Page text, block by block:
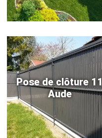
Pose de clôture 11
Aude